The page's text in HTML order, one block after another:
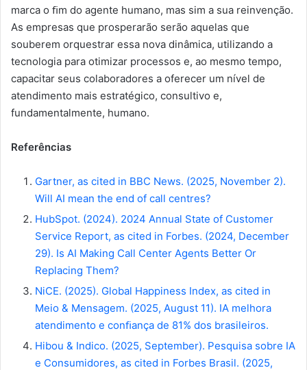
marca o ﬁm do agente humano, mas sim a sua reinvenção.
As empresas que prosperarão serão aquelas que
souberem orquestrar essa nova dinâmica, utilizando a
tecnologia para otimizar processos e, ao mesmo tempo,
capacitar seus colaboradores a oferecer um nível de
atendimento mais estratégico, consultivo e,
fundamentalmente, humano.
Referências
Gartner, as cited in BBC News. (2025, November 2).
Will AI mean the end of call centres?
HubSpot. (2024). 2024 Annual State of Customer
Service Report, as cited in Forbes. (2024, December
29). Is AI Making Call Center Agents Better Or
Replacing Them?
NiCE. (2025). Global Happiness Index, as cited in
Meio & Mensagem. (2025, August 11). IA melhora
atendimento e conﬁança de 81% dos brasileiros.
Hibou & Indico. (2025, September). Pesquisa sobre IA
e Consumidores, as cited in Forbes Brasil. (2025,